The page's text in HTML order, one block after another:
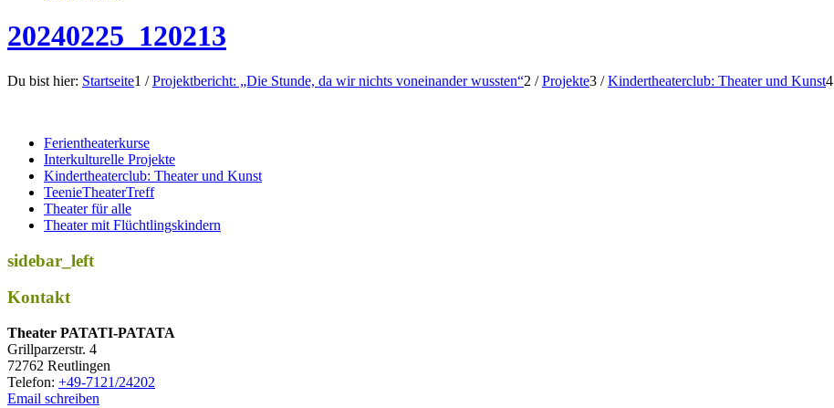
20240225_120213
Du bist hier: Startseite1 / Projektbericht: „Die Stunde, da wir nichts voneinander wussten“2 / Projekte3 / Kindertheaterclub: Theater und Kunst4
Ferientheaterkurse
Interkulturelle Projekte
Kindertheaterclub: Theater und Kunst
TeenieTheaterTreff
Theater für alle
Theater mit Flüchtlingskindern
sidebar_left
Kontakt
Thea­ter PATATI-PATATA
Grill­par­zer­str. 4
72762 Reutlingen
Tele­fon: +49-7121/24202
Email schreiben